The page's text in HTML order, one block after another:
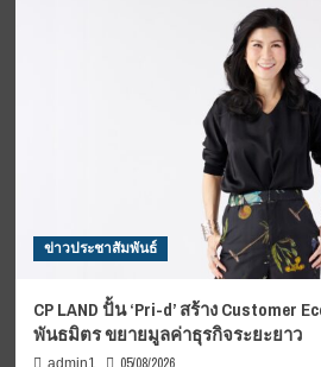
ข่าวประชาสัมพันธ์
CP LAND ปั้น ‘Pri-d’ สร้าง Customer
พันธมิตร ขยายมูลค่าธุรกิจระยะยาว
admin1